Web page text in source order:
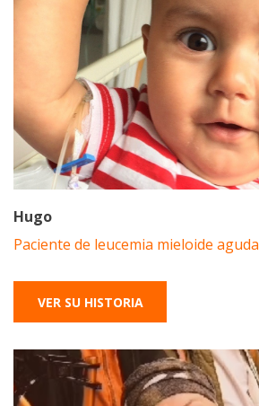
Hugo
Paciente de leucemia mieloide aguda
VER SU HISTORIA